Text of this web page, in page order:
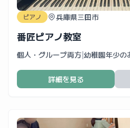
ピアノ 兵庫県三田市
番匠ピアノ教室
個人・グループ両方|幼稚園年少の
詳細を見る